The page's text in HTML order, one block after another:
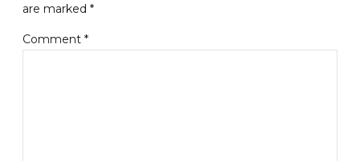
are marked *
Comment *